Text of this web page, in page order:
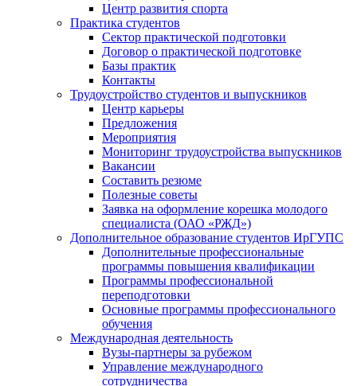
Центр развития спорта
Практика студентов
Сектор практической подготовки
Договор о практической подготовке
Базы практик
Контакты
Трудоустройство студентов и выпускников
Центр карьеры
Предложения
Мероприятия
Мониторинг трудоустройства выпускников
Вакансии
Составить резюме
Полезные советы
Заявка на оформление корешка молодого
специалиста (ОАО «РЖД»)
Дополнительное образование студентов ИрГУПС
Дополнительные профессиональные
программы повышения квалификации
Программы профессиональной
переподготовки
Основные программы профессионального
обучения
Международная деятельность
Вузы-партнеры за рубежом
Управление международного
сотрудничества